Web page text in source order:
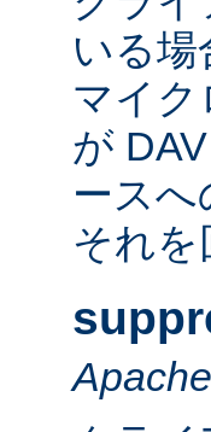
いる
マイ
が
ース
それ